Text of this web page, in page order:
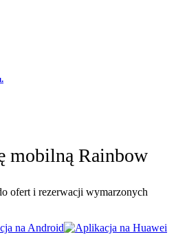
mobilną Rainbow
ofert i rezerwacji wymarzonych